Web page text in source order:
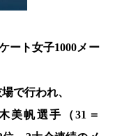
ート女子1000メー
で行われ、
美帆選手（31＝